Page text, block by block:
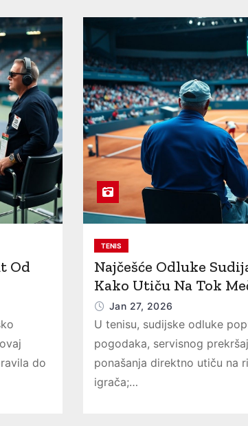
Od
do
TENIS
Najčešće Odluke
Kako Utiču Na Tok
Jan 27, 2026
U tenisu, sudijske odluke
pogodaka, servisnog
ponašanja direktno utiču na
igrača;…